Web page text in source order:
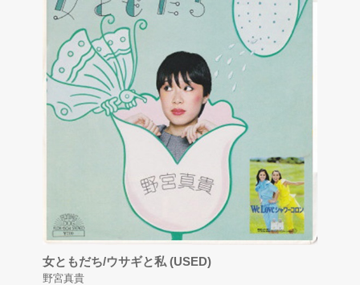
女ともだち/ウサギと私 (USED)
野宮真貴